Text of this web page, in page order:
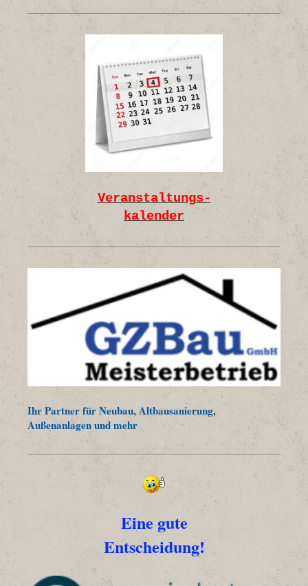
Veranstaltungs-
kalender
Ihr Partner für Neubau, Altbausanierung,
Außenanlagen und mehr
Eine gute
Entscheidung!